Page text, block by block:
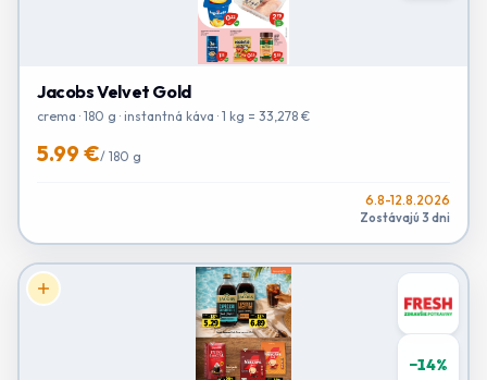
Jacobs Velvet Gold
crema · 180 g · instantná káva · 1 kg = 33,278 €
5.99 €/ 180 g
6.8-12.8.2026
Zostávajú 3 dni
−14%